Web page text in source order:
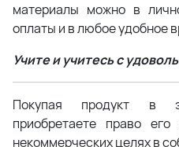
материалы можно в
оплаты и в любое удобное
Учите и учитесь с
Покупая продукт в
приобретаете право
некоммерческих целях в